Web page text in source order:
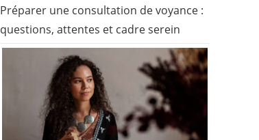
Préparer une consultation de voyance :
questions, attentes et cadre serein